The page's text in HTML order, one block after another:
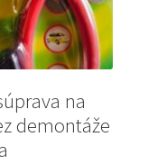
na
demontáže